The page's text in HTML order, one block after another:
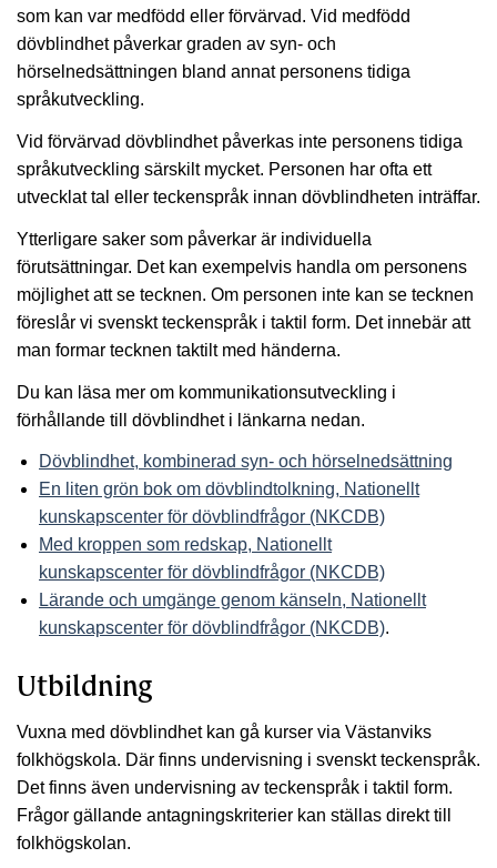
som kan var medfödd eller förvärvad. Vid medfödd
dövblindhet påverkar graden av syn- och
hörselnedsättningen bland annat personens tidiga
språkutveckling.
Vid förvärvad dövblindhet påverkas inte personens tidiga
språkutveckling särskilt mycket. Personen har ofta ett
utvecklat tal eller teckenspråk innan dövblindheten inträffar.
Ytterligare saker som påverkar är individuella
förutsättningar. Det kan exempelvis handla om personens
möjlighet att se tecknen. Om personen inte kan se tecknen
föreslår vi svenskt teckenspråk i taktil form. Det innebär att
man formar tecknen taktilt med händerna.
Du kan läsa mer om kommunikationsutveckling i
förhållande till dövblindhet i länkarna nedan.
Dövblindhet, kombinerad syn- och hörselnedsättning
En liten grön bok om dövblindtolkning, Nationellt
kunskapscenter för dövblindfrågor (NKCDB)
Med kroppen som redskap, Nationellt
kunskapscenter för dövblindfrågor (NKCDB)
Lärande och umgänge genom känseln, Nationellt
kunskapscenter för dövblindfrågor (NKCDB).
Utbildning
Vuxna med dövblindhet kan gå kurser via Västanviks
folkhögskola. Där finns undervisning i svenskt teckenspråk.
Det finns även undervisning av teckenspråk i taktil form.
Frågor gällande antagningskriterier kan ställas direkt till
folkhögskolan.